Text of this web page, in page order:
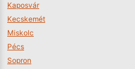
Kaposvár
Kecskemét
Miskolc
Pécs
Sopron